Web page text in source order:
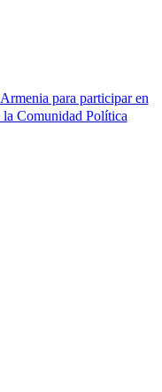
para participar en
la Comunidad Política